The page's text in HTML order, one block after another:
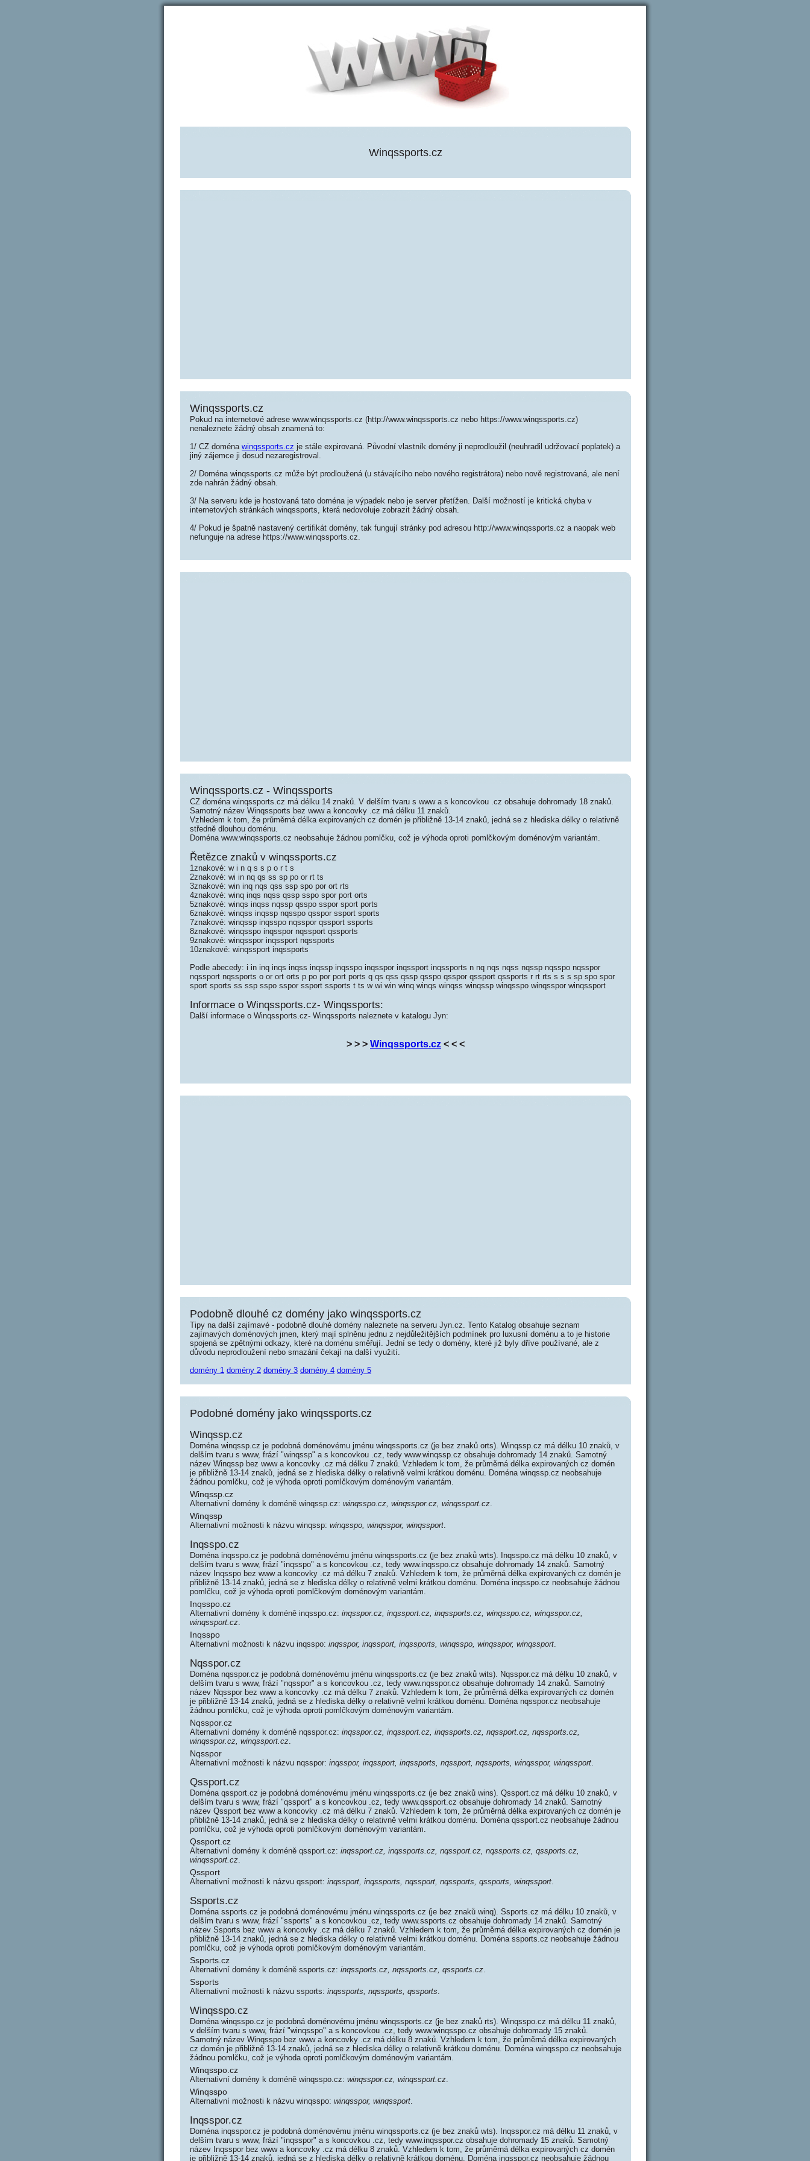
Winqssports.cz
Winqssports.cz
Pokud na internetové adrese www.winqssports.cz (http://www.winqssports.cz nebo https://www.winqssports.cz)
nenaleznete žádný obsah znamená to:
1/ CZ doména winqssports.cz je stále expirovaná. Původní vlastník domény ji neprodloužil (neuhradil udržovací poplatek) a
jiný zájemce ji dosud nezaregistroval.
2/ Doména winqssports.cz může být prodloužená (u stávajícího nebo nového registrátora) nebo nově registrovaná, ale není
zde nahrán žádný obsah.
3/ Na serveru kde je hostovaná tato doména je výpadek nebo je server přetížen. Další možností je kritická chyba v
internetových stránkách winqssports, která nedovoluje zobrazit žádný obsah.
4/ Pokud je špatně nastavený certifikát domény, tak fungují stránky pod adresou http://www.winqssports.cz a naopak web
nefunguje na adrese https://www.winqssports.cz.
Winqssports.cz - Winqssports
CZ doména winqssports.cz má délku 14 znaků. V delším tvaru s www a s koncovkou .cz obsahuje dohromady 18 znaků.
Samotný název Winqssports bez www a koncovky .cz má délku 11 znaků.
Vzhledem k tom, že průměrná délka expirovaných cz domén je přibližně 13-14 znaků, jedná se z hlediska délky o relativně
středně dlouhou doménu.
Doména www.winqssports.cz neobsahuje žádnou pomlčku, což je výhoda oproti pomlčkovým doménovým variantám.
Řetězce znaků v winqssports.cz
1znakové: w i n q s s p o r t s
2znakové: wi in nq qs ss sp po or rt ts
3znakové: win inq nqs qss ssp spo por ort rts
4znakové: winq inqs nqss qssp sspo spor port orts
5znakové: winqs inqss nqssp qsspo sspor sport ports
6znakové: winqss inqssp nqsspo qsspor ssport sports
7znakové: winqssp inqsspo nqsspor qssport ssports
8znakové: winqsspo inqsspor nqssport qssports
9znakové: winqsspor inqssport nqssports
10znakové: winqssport inqssports
Podle abecedy: i in inq inqs inqss inqssp inqsspo inqsspor inqssport inqssports n nq nqs nqss nqssp nqsspo nqsspor
nqssport nqssports o or ort orts p po por port ports q qs qss qssp qsspo qsspor qssport qssports r rt rts s s s sp spo spor
sport sports ss ssp sspo sspor ssport ssports t ts w wi win winq winqs winqss winqssp winqsspo winqsspor winqssport
Informace o Winqssports.cz- Winqssports:
Další informace o Winqssports.cz- Winqssports naleznete v katalogu Jyn:
> > > Winqssports.cz < < <
Podobně dlouhé cz domény jako winqssports.cz
Tipy na další zajímavé - podobně dlouhé domény naleznete na serveru Jyn.cz. Tento Katalog obsahuje seznam
zajímavých doménových jmen, který mají splněnu jednu z nejdůležitějších podmínek pro luxusní doménu a to je historie
spojená se zpětnými odkazy, které na doménu směřují. Jední se tedy o domény, které již byly dříve používané, ale z
důvodu neprodloužení nebo smazání čekají na další využití.
domény 1 domény 2 domény 3 domény 4 domény 5
Podobné domény jako winqssports.cz
Winqssp.cz
Doména winqssp.cz je podobná doménovému jménu winqssports.cz (je bez znaků orts). Winqssp.cz má délku 10 znaků, v
delším tvaru s www, frází "winqssp" a s koncovkou .cz, tedy www.winqssp.cz obsahuje dohromady 14 znaků. Samotný
název Winqssp bez www a koncovky .cz má délku 7 znaků. Vzhledem k tom, že průměrná délka expirovaných cz domén
je přibližně 13-14 znaků, jedná se z hlediska délky o relativně velmi krátkou doménu. Doména winqssp.cz neobsahuje
žádnou pomlčku, což je výhoda oproti pomlčkovým doménovým variantám.
Winqssp.cz
Alternativní domény k doméně winqssp.cz: winqsspo.cz, winqsspor.cz, winqssport.cz.
Winqssp
Alternativní možnosti k názvu winqssp: winqsspo, winqsspor, winqssport.
Inqsspo.cz
Doména inqsspo.cz je podobná doménovému jménu winqssports.cz (je bez znaků wrts). Inqsspo.cz má délku 10 znaků, v
delším tvaru s www, frází "inqsspo" a s koncovkou .cz, tedy www.inqsspo.cz obsahuje dohromady 14 znaků. Samotný
název Inqsspo bez www a koncovky .cz má délku 7 znaků. Vzhledem k tom, že průměrná délka expirovaných cz domén je
přibližně 13-14 znaků, jedná se z hlediska délky o relativně velmi krátkou doménu. Doména inqsspo.cz neobsahuje žádnou
pomlčku, což je výhoda oproti pomlčkovým doménovým variantám.
Inqsspo.cz
Alternativní domény k doméně inqsspo.cz: inqsspor.cz, inqssport.cz, inqssports.cz, winqsspo.cz, winqsspor.cz,
winqssport.cz.
Inqsspo
Alternativní možnosti k názvu inqsspo: inqsspor, inqssport, inqssports, winqsspo, winqsspor, winqssport.
Nqsspor.cz
Doména nqsspor.cz je podobná doménovému jménu winqssports.cz (je bez znaků wits). Nqsspor.cz má délku 10 znaků, v
delším tvaru s www, frází "nqsspor" a s koncovkou .cz, tedy www.nqsspor.cz obsahuje dohromady 14 znaků. Samotný
název Nqsspor bez www a koncovky .cz má délku 7 znaků. Vzhledem k tom, že průměrná délka expirovaných cz domén
je přibližně 13-14 znaků, jedná se z hlediska délky o relativně velmi krátkou doménu. Doména nqsspor.cz neobsahuje
žádnou pomlčku, což je výhoda oproti pomlčkovým doménovým variantám.
Nqsspor.cz
Alternativní domény k doméně nqsspor.cz: inqsspor.cz, inqssport.cz, inqssports.cz, nqssport.cz, nqssports.cz,
winqsspor.cz, winqssport.cz.
Nqsspor
Alternativní možnosti k názvu nqsspor: inqsspor, inqssport, inqssports, nqssport, nqssports, winqsspor, winqssport.
Qssport.cz
Doména qssport.cz je podobná doménovému jménu winqssports.cz (je bez znaků wins). Qssport.cz má délku 10 znaků, v
delším tvaru s www, frází "qssport" a s koncovkou .cz, tedy www.qssport.cz obsahuje dohromady 14 znaků. Samotný
název Qssport bez www a koncovky .cz má délku 7 znaků. Vzhledem k tom, že průměrná délka expirovaných cz domén je
přibližně 13-14 znaků, jedná se z hlediska délky o relativně velmi krátkou doménu. Doména qssport.cz neobsahuje žádnou
pomlčku, což je výhoda oproti pomlčkovým doménovým variantám.
Qssport.cz
Alternativní domény k doméně qssport.cz: inqssport.cz, inqssports.cz, nqssport.cz, nqssports.cz, qssports.cz,
winqssport.cz.
Qssport
Alternativní možnosti k názvu qssport: inqssport, inqssports, nqssport, nqssports, qssports, winqssport.
Ssports.cz
Doména ssports.cz je podobná doménovému jménu winqssports.cz (je bez znaků winq). Ssports.cz má délku 10 znaků, v
delším tvaru s www, frází "ssports" a s koncovkou .cz, tedy www.ssports.cz obsahuje dohromady 14 znaků. Samotný
název Ssports bez www a koncovky .cz má délku 7 znaků. Vzhledem k tom, že průměrná délka expirovaných cz domén je
přibližně 13-14 znaků, jedná se z hlediska délky o relativně velmi krátkou doménu. Doména ssports.cz neobsahuje žádnou
pomlčku, což je výhoda oproti pomlčkovým doménovým variantám.
Ssports.cz
Alternativní domény k doméně ssports.cz: inqssports.cz, nqssports.cz, qssports.cz.
Ssports
Alternativní možnosti k názvu ssports: inqssports, nqssports, qssports.
Winqsspo.cz
Doména winqsspo.cz je podobná doménovému jménu winqssports.cz (je bez znaků rts). Winqsspo.cz má délku 11 znaků,
v delším tvaru s www, frází "winqsspo" a s koncovkou .cz, tedy www.winqsspo.cz obsahuje dohromady 15 znaků.
Samotný název Winqsspo bez www a koncovky .cz má délku 8 znaků. Vzhledem k tom, že průměrná délka expirovaných
cz domén je přibližně 13-14 znaků, jedná se z hlediska délky o relativně krátkou doménu. Doména winqsspo.cz neobsahuje
žádnou pomlčku, což je výhoda oproti pomlčkovým doménovým variantám.
Winqsspo.cz
Alternativní domény k doméně winqsspo.cz: winqsspor.cz, winqssport.cz.
Winqsspo
Alternativní možnosti k názvu winqsspo: winqsspor, winqssport.
Inqsspor.cz
Doména inqsspor.cz je podobná doménovému jménu winqssports.cz (je bez znaků wts). Inqsspor.cz má délku 11 znaků, v
delším tvaru s www, frází "inqsspor" a s koncovkou .cz, tedy www.inqsspor.cz obsahuje dohromady 15 znaků. Samotný
název Inqsspor bez www a koncovky .cz má délku 8 znaků. Vzhledem k tom, že průměrná délka expirovaných cz domén
je přibližně 13-14 znaků, jedná se z hlediska délky o relativně krátkou doménu. Doména inqsspor.cz neobsahuje žádnou